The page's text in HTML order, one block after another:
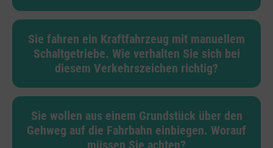
Sie fahren ein Kraftfahrzeug mit manuellem
Schaltgetriebe. Wie verhalten Sie sich bei
diesem Verkehrszeichen richtig?
Sie wollen aus einem Grundstück über den
Gehweg auf die Fahrbahn einbiegen. Worauf
müssen Sie achten?